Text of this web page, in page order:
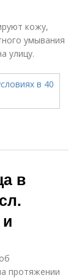
кожу,
умывания
улицу.
в
протяжении